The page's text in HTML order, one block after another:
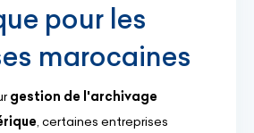
pour les
marocaines
gestion de l'archivage
, certaines entreprises